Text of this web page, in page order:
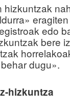
hizkuntzak
edo
bere
dugu».
hizkuntza